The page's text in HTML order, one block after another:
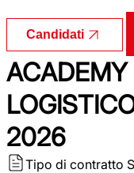
Candidati
ACADEMY
2026
Tipo di contratto